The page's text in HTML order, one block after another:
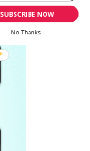
SUBSCRIBE NOW
No Thanks